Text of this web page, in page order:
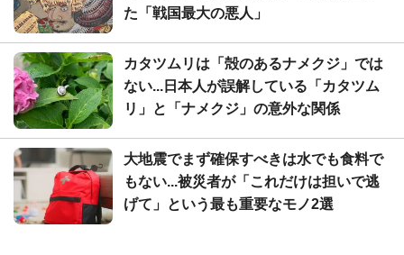
た「戦国最大の悪人」
カタツムリは「殻のあるナメクジ」では
ない...日本人が誤解している「カタツム
リ」と「ナメクジ」の意外な関係
大地震でまず確保すべきは水でも食料で
もない...被災者が「これだけは担いで逃
げて」という最も重要なモノ2選